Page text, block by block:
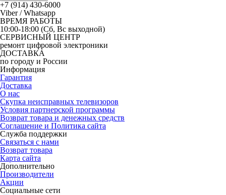
+7 (914) 430-6000
Viber / Whatsapp
ВРЕМЯ РАБОТЫ
10:00-18:00 (Сб, Вс выходной)
СЕРВИСНЫЙ ЦЕНТР
ремонт цифровой электроники
ДОСТАВКА
по городу и России
Информация
Гарантия
Доставка
О нас
Скупка неисправных телевизоров
Условия партнерской программы
Возврат товара и денежных средств
Соглашение и Политика сайта
Служба поддержки
Связаться с нами
Возврат товара
Карта сайта
Дополнительно
Производители
Акции
Социальные сети